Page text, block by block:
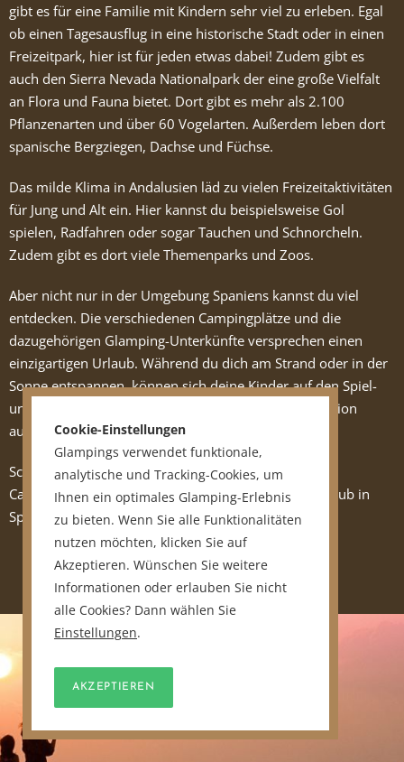
gibt es für eine Familie mit Kindern sehr viel zu erleben. Egal
ob einen Tagesausflug in eine historische Stadt oder in einen
Freizeitpark, hier ist für jeden etwas dabei! Zudem gibt es
auch den Sierra Nevada Nationalpark der eine große Vielfalt
an Flora und Fauna bietet. Dort gibt es mehr als 2.100
Pflanzenarten und über 60 Vogelarten. Außerdem leben dort
spanische Bergziegen, Dachse und Füchse.
Das milde Klima in Andalusien läd zu vielen Freizeitaktivitäten
für Jung und Alt ein. Hier kannst du beispielsweise Gol
spielen, Radfahren oder sogar Tauchen und Schnorcheln.
Zudem gibt es dort viele Themenparks und Zoos.
Aber nicht nur in der Umgebung Spaniens kannst du viel
entdecken. Die verschiedenen Campingplätze und die
dazugehörigen Glamping-Unterkünfte versprechen einen
einzigartigen Urlaub. Während du dich am Strand oder in der
Sonne entspannen, können sich deine Kinder auf den Spiel-
und Sportplätzen, im Pool oder bei der Kinderanimation
austoben.
Schaue dir unsere Auswahl an familienfreundlichen
Campingplätzen um und buche deinen nächsten Urlaub in
Spanien!
Cookie-Einstellungen
Glampings verwendet funktionale,
analytische und Tracking-Cookies, um
Ihnen ein optimales Glamping-Erlebnis
zu bieten. Wenn Sie alle Funktionalitäten
nutzen möchten, klicken Sie auf
Akzeptieren. Wünschen Sie weitere
Informationen oder erlauben Sie nicht
alle Cookies? Dann wählen Sie
Einstellungen.
AKZEPTIEREN